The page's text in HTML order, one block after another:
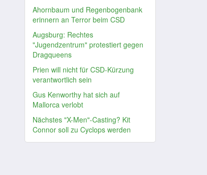
Ahornbaum und Regenbogenbank
erinnern an Terror beim CSD
Augsburg: Rechtes
"Jugendzentrum" protestiert gegen
Dragqueens
Prien will nicht für CSD-Kürzung
verantwortlich sein
Gus Kenworthy hat sich auf
Mallorca verlobt
Nächstes "X-Men"-Casting? Kit
Connor soll zu Cyclops werden